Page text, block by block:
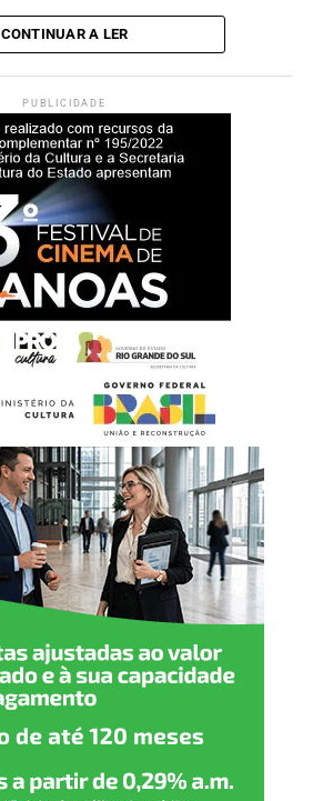
ambientes mais amplos,
às necessidades dos acolhidos e
inauguração, o prefeito Rodrigo
a entrega da nova sede representa
da rede de proteção à infância e à
muito
um prédio.
oferecendo um
para
crianças e
com
respeito e
Cada ambiente
para
conforto e
para um
cada vez mais
fortalecendo a
de Nova
declarou.
CONTINUAR A LER
PUBLICIDADE